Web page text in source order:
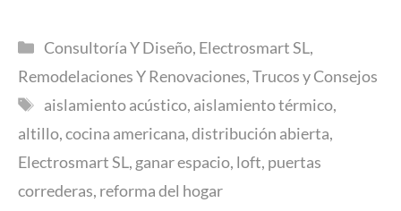
Categorías
Consultoría Y Diseño, Electrosmart SL,
Remodelaciones Y Renovaciones,Trucos y Consejos
Etiquetas
aislamiento acústico, aislamiento térmico,
altillo,cocina americana,distribución abierta,
Electrosmart SL, ganar espacio, loft, puertas
correderas, reforma del hogar